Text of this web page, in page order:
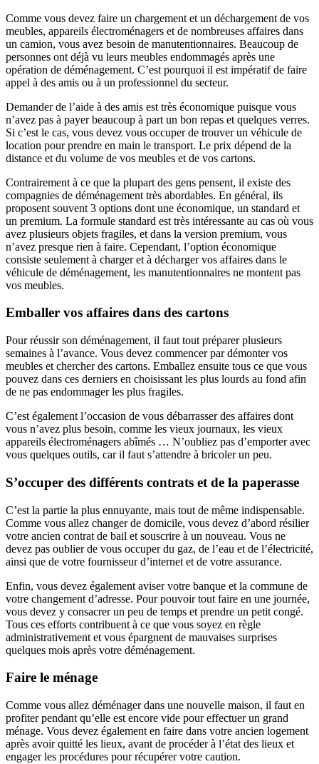
Comme vous devez faire un chargement et un déchargement de vos
meubles, appareils électroménagers et de nombreuses affaires dans
un camion, vous avez besoin de manutentionnaires. Beaucoup de
personnes ont déjà vu leurs meubles endommagés après une
opération de déménagement. C’est pourquoi il est impératif de faire
appel à des amis ou à un professionnel du secteur.
Demander de l’aide à des amis est très économique puisque vous
n’avez pas à payer beaucoup à part un bon repas et quelques verres.
Si c’est le cas, vous devez vous occuper de trouver un véhicule de
location pour prendre en main le transport. Le prix dépend de la
distance et du volume de vos meubles et de vos cartons.
Contrairement à ce que la plupart des gens pensent, il existe des
compagnies de déménagement très abordables. En général, ils
proposent souvent 3 options dont une économique, un standard et
un premium. La formule standard est très intéressante au cas où vous
avez plusieurs objets fragiles, et dans la version premium, vous
n’avez presque rien à faire. Cependant, l’option économique
consiste seulement à charger et à décharger vos affaires dans le
véhicule de déménagement, les manutentionnaires ne montent pas
vos meubles.
Emballer vos affaires dans des cartons
Pour réussir son déménagement, il faut tout préparer plusieurs
semaines à l’avance. Vous devez commencer par démonter vos
meubles et chercher des cartons. Emballez ensuite tous ce que vous
pouvez dans ces derniers en choisissant les plus lourds au fond afin
de ne pas endommager les plus fragiles.
C’est également l’occasion de vous débarrasser des affaires dont
vous n’avez plus besoin, comme les vieux journaux, les vieux
appareils électroménagers abîmés … N’oubliez pas d’emporter avec
vous quelques outils, car il faut s’attendre à bricoler un peu.
S’occuper des différents contrats et de la paperasse
C’est la partie la plus ennuyante, mais tout de même indispensable.
Comme vous allez changer de domicile, vous devez d’abord résilier
votre ancien contrat de bail et souscrire à un nouveau. Vous ne
devez pas oublier de vous occuper du gaz, de l’eau et de l’électricité,
ainsi que de votre fournisseur d’internet et de votre assurance.
Enfin, vous devez également aviser votre banque et la commune de
votre changement d’adresse. Pour pouvoir tout faire en une journée,
vous devez y consacrer un peu de temps et prendre un petit congé.
Tous ces efforts contribuent à ce que vous soyez en règle
administrativement et vous épargnent de mauvaises surprises
quelques mois après votre déménagement.
Faire le ménage
Comme vous allez déménager dans une nouvelle maison, il faut en
profiter pendant qu’elle est encore vide pour effectuer un grand
ménage. Vous devez également en faire dans votre ancien logement
après avoir quitté les lieux, avant de procéder à l’état des lieux et
engager les procédures pour récupérer votre caution.